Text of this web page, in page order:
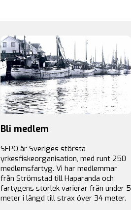
Bli medlem
SFPO är Sveriges största
yrkesfiskeorganisation, med runt 250
medlemsfartyg. Vi har medlemmar
från Strömstad till Haparanda och
fartygens storlek varierar från under 5
meter i längd till strax över 34 meter.